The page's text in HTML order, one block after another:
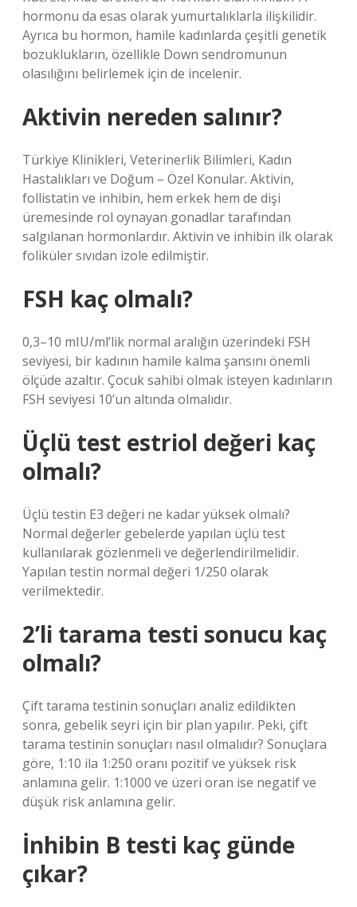
hormonu da esas olarak yumurtalıklarla ilişkilidir.
Ayrıca bu hormon, hamile kadınlarda çeşitli genetik
bozuklukların, özellikle Down sendromunun
olasılığını belirlemek için de incelenir.
Aktivin nereden salınır?
Türkiye Klinikleri, Veterinerlik Bilimleri, Kadın
Hastalıkları ve Doğum – Özel Konular. Aktivin,
follistatin ve inhibin, hem erkek hem de dişi
üremesinde rol oynayan gonadlar tarafından
salgılanan hormonlardır. Aktivin ve inhibin ilk olarak
foliküler sıvıdan izole edilmiştir.
FSH kaç olmalı?
0,3–10 mIU/ml’lik normal aralığın üzerindeki FSH
seviyesi, bir kadının hamile kalma şansını önemli
ölçüde azaltır. Çocuk sahibi olmak isteyen kadınların
FSH seviyesi 10’un altında olmalıdır.
Üçlü test estriol değeri kaç
olmalı?
Üçlü testin E3 değeri ne kadar yüksek olmalı?
Normal değerler gebelerde yapılan üçlü test
kullanılarak gözlenmeli ve değerlendirilmelidir.
Yapılan testin normal değeri 1/250 olarak
verilmektedir.
2’li tarama testi sonucu kaç
olmalı?
Çift tarama testinin sonuçları analiz edildikten
sonra, gebelik seyri için bir plan yapılır. Peki, çift
tarama testinin sonuçları nasıl olmalıdır? Sonuçlara
göre, 1:10 ila 1:250 oranı pozitif ve yüksek risk
anlamına gelir. 1:1000 ve üzeri oran ise negatif ve
düşük risk anlamına gelir.
İnhibin B testi kaç günde
çıkar?